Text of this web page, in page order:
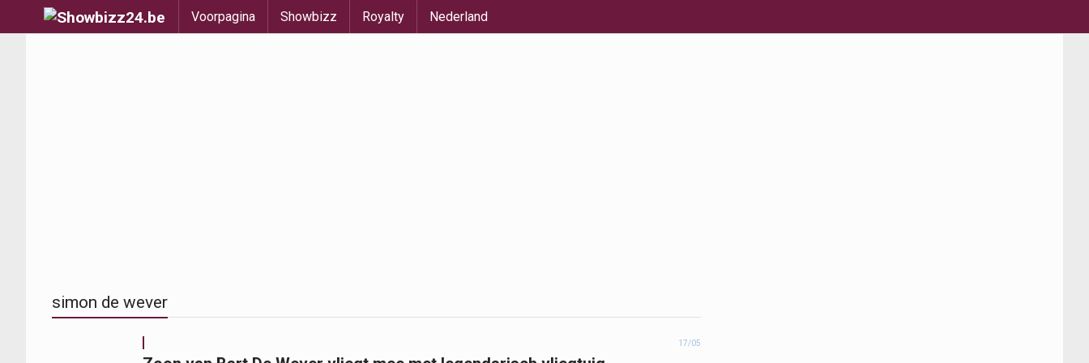
Voorpagina Showbizz Royalty Nederland
simon de wever
17/05